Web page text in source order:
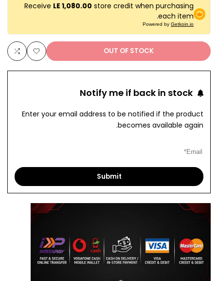
Receive LE 1,080.00 store credit when purchasing
each item.
Powered by Getkoin.io
OUT OF STOCK
Add
Add
Notify me if back in stock
Enter your email address to be notified if the product
becomes available again.
Submit